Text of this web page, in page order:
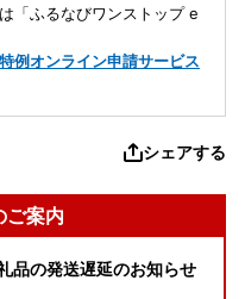
「ふるなびワンストップ e
例オンライン申請サービス
シェアする
ご案内
品の発送遅延のお知らせ